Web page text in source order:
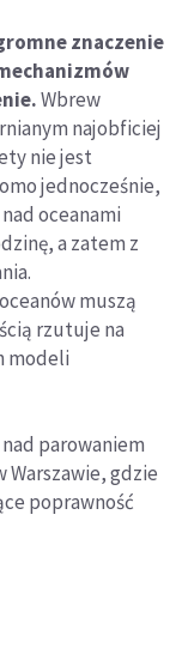
znaczenie
Wbrew
najobficiej
nie jest
jednocześnie,
oceanami
a zatem z
muszą
rzutuje na
modeli
parowaniem
Warszawie, gdzie
poprawność